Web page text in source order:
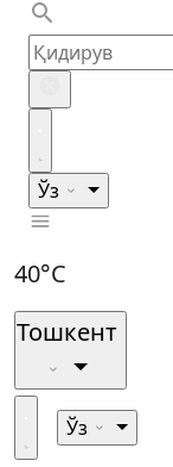
Ўз
40°C
Тошкент
Ўз